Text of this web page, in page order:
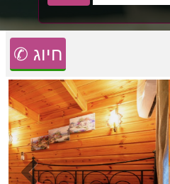
באתר
באזור
שעה בדרום ✆ חיוג